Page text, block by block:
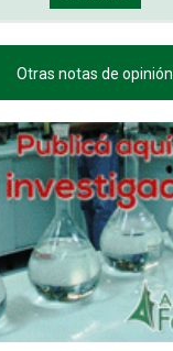
Otras notas de opinión